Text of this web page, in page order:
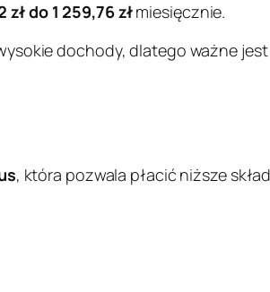
zł do 1 259,76 złmiesięcznie.
dochody, dlatego ważne
, która pozwala płacić niższe